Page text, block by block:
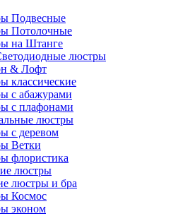
Подвесные
Потолочные
на Штанге
люстры
& Лофт
классические
с абажурами
с плафонами
люстры
с деревом
Ветки
флористика
люстры
люстры и бра
Космос
эконом